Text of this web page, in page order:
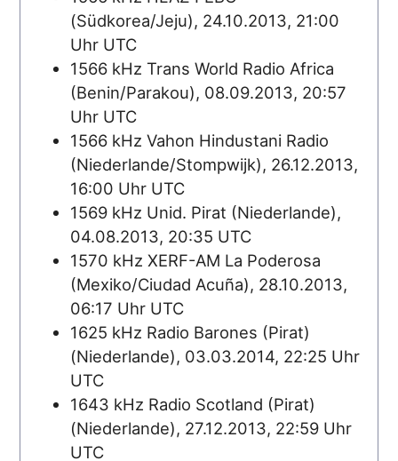
(Südkorea/Jeju), 24.10.2013, 21:00
Uhr UTC
1566 kHz Trans World Radio Africa
(Benin/Parakou), 08.09.2013, 20:57
Uhr UTC
1566 kHz Vahon Hindustani Radio
(Niederlande/Stompwijk), 26.12.2013,
16:00 Uhr UTC
1569 kHz Unid. Pirat (Niederlande),
04.08.2013, 20:35 UTC
1570 kHz XERF-AM La Poderosa
(Mexiko/Ciudad Acuña), 28.10.2013,
06:17 Uhr UTC
1625 kHz Radio Barones (Pirat)
(Niederlande), 03.03.2014, 22:25 Uhr
UTC
1643 kHz Radio Scotland (Pirat)
(Niederlande), 27.12.2013, 22:59 Uhr
UTC